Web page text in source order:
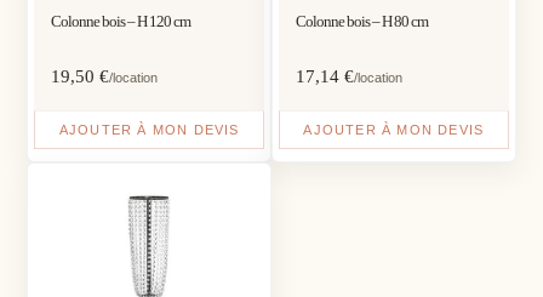
Colonne bois – H 120 cm
19,50€/location
AJOUTER À MON DEVIS
Colonne bois – H 80 cm
17,14 €/location
AJOUTER À MON DEVIS